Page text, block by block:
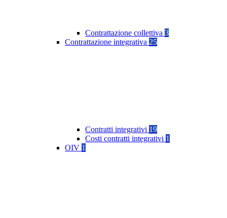
Contrattazione collettiva 3
Contrattazione integrativa 25
Contratti integrativi 19
Costi contratti integrativi 1
OIV 1